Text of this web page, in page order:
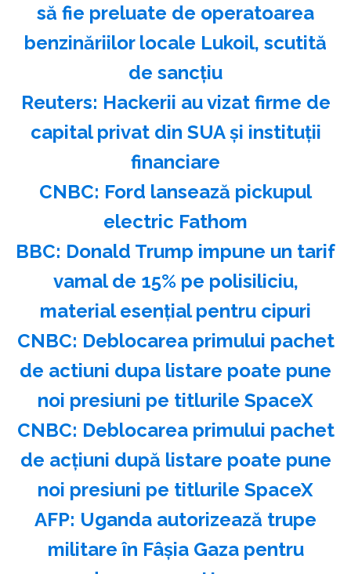
să fie preluate de operatoarea
benzinăriilor locale Lukoil, scutită
de sancțiu
Reuters: Hackerii au vizat firme de
capital privat din SUA şi instituţii
financiare
CNBC: Ford lansează pickupul
electric Fathom
BBC: Donald Trump impune un tarif
vamal de 15% pe polisiliciu,
material esenţial pentru cipuri
CNBC: Deblocarea primului pachet
de actiuni dupa listare poate pune
noi presiuni pe titlurile SpaceX
CNBC: Deblocarea primului pachet
de acţiuni după listare poate pune
noi presiuni pe titlurile SpaceX
AFP: Uganda autorizează trupe
militare în Fâşia Gaza pentru